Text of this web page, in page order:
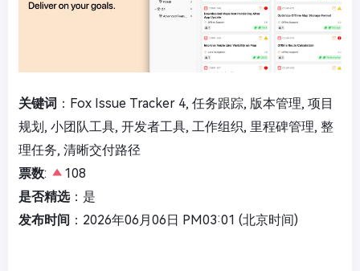
关键词 ：Fox Issue Tracker 4, 任务跟踪, 版本管理, 项目
规划, 小团队工具, 开发者工具, 工作组织, 里程碑管理, 整
理任务, 清晰交付路径
票数:
108
是否精选：是
发布时间 ：2026年06月06日 PM03:01 (北京时间)